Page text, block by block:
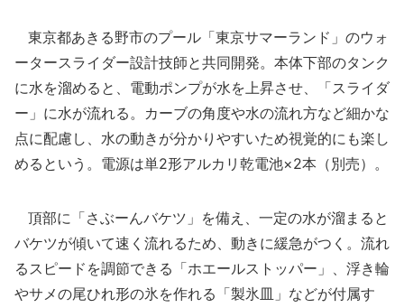
東京都あきる野市のプール「東京サマーランド」のウォ
ータースライダー設計技師と共同開発。本体下部のタンク
に水を溜めると、電動ポンプが水を上昇させ、「スライダ
ー」に水が流れる。カーブの角度や水の流れ方など細かな
点に配慮し、水の動きが分かりやすいため視覚的にも楽し
めるという。電源は単2形アルカリ乾電池×2本（別売）。
頂部に「さぶーんバケツ」を備え、一定の水が溜まると
バケツが傾いて速く流れるため、動きに緩急がつく。流れ
るスピードを調節できる「ホエールストッパー」、浮き輪
やサメの尾ひれ形の氷を作れる「製氷皿」などが付属す